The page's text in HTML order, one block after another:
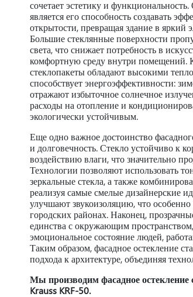
сочетает эстетику и
является его способность создавать
открытости, превращая здание в яркий
Большие стеклянные поверхности
света, что снижает потребность в
комфортную среду внутри помещений.
стеклопакеты обладают высокими
способствует энергоэффективности:
отражают избыточное солнечное
расходы на отопление и
экологически устойчивым.
Еще одно важное достоинство
и долговечность. Стекло устойчиво к
воздействию влаги, что значительно
Технологии позволяют использовать
зеркальные стекла, а также
реализуя самые смелые дизайнерские
улучшают звукоизоляцию, что
городских районах. Наконец,
единства с окружающим
эмоциональное состояние людей,
Таким образом, фасадное остекление
подхода к архитектуре, объединяя
Мы производим фасадное остекление
Krauss KRF-50.